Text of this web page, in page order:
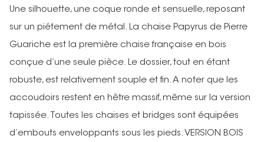
Une silhouette, une coque ronde et sensuelle, reposant
sur un piétement de métal. La chaise Papyrus de Pierre
Guariche est la première chaise française en bois
conçue d’une seule pièce. Le dossier, tout en étant
robuste, est relativement souple et fin. A noter que les
accoudoirs restent en hêtre massif, même sur la version
tapissée. Toutes les chaises et bridges sont équipées
d’embouts enveloppants sous les pieds. VERSION BOIS